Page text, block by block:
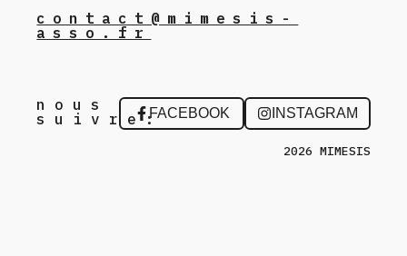
contact@mimesis-
asso.fr
2026 MIMESIS
nous
suivre:FACEBOOK INSTAGRAM